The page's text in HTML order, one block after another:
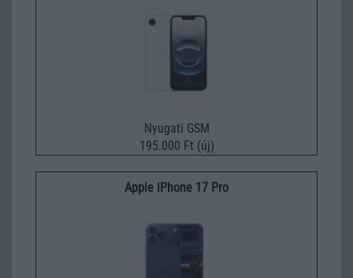
Nyugati GSM
195.000 Ft (új)
Apple iPhone 17 Pro